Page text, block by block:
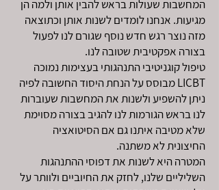
המחשבות שעולות בראש להבין אותן ולמה הן
מגיעות. אנחנו לומדים לשנות אותן וכתוצאה
מזה נוצר רגש חדש נוסף שגורם לנו לפעול
בצורה אפקטיבית שטובה לנו.
טיפול קוגניטיבי התנהגותי בעצימות נמוכה
LICBT מבוסס על הנחת היסוד החשובה לפיה
ניתן להשפיע ולשנות את המחשבות שעוברות
לנו בראש הגורמות לנו להגיב בצורה מסוימת
שלא מטיבה איתנו גם אם הסיטואציה
החיצונית לא משתנה.
המטרה היא לשנות את דפוסי ההתנהגות
השליליים שלנו, לחזק את החיוביים ולוותר על